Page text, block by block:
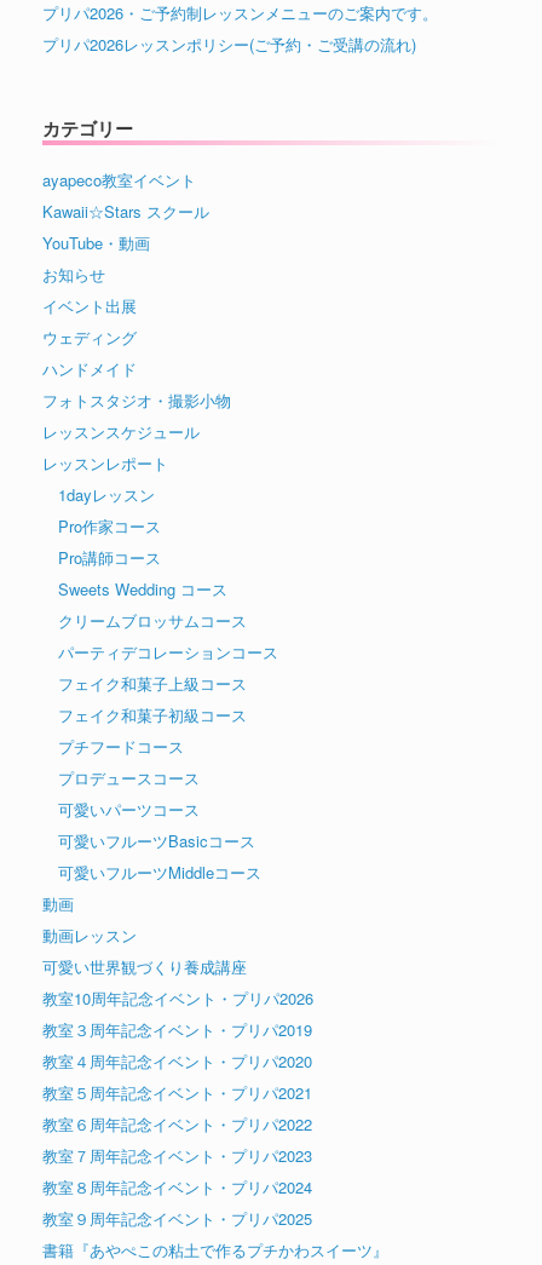
プリパ2026・ご予約制レッスンメニューのご案内です。
プリパ2026レッスンポリシー(ご予約・ご受講の流れ)
カテゴリー
ayapeco教室イベント
Kawaii☆Stars スクール
YouTube・動画
お知らせ
イベント出展
ウェディング
ハンドメイド
フォトスタジオ・撮影小物
レッスンスケジュール
レッスンレポート
1dayレッスン
Pro作家コース
Pro講師コース
Sweets Wedding コース
クリームブロッサムコース
パーティデコレーションコース
フェイク和菓子上級コース
フェイク和菓子初級コース
プチフードコース
プロデュースコース
可愛いパーツコース
可愛いフルーツBasicコース
可愛いフルーツMiddleコース
動画
動画レッスン
可愛い世界観づくり養成講座
教室10周年記念イベント・プリパ2026
教室３周年記念イベント・プリパ2019
教室４周年記念イベント・プリパ2020
教室５周年記念イベント・プリパ2021
教室６周年記念イベント・プリパ2022
教室７周年記念イベント・プリパ2023
教室８周年記念イベント・プリパ2024
教室９周年記念イベント・プリパ2025
書籍『あやぺこの粘土で作るプチかわスイーツ』